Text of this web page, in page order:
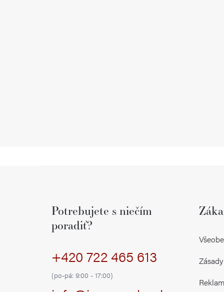
Potrebujete s niečím
poradiť?
+420 722 465 613
(po-pá: 9:00 - 17:00)